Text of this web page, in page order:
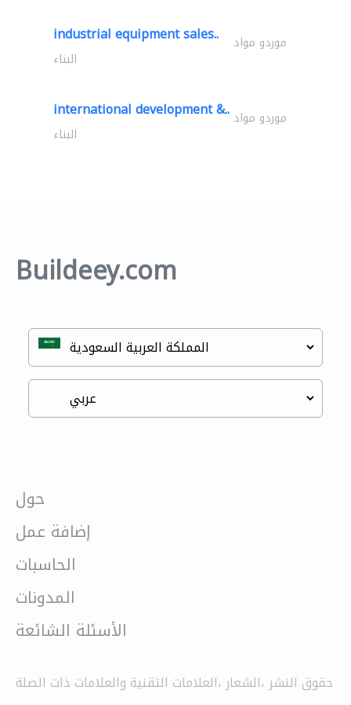
industrial equipment sales.. موردو مواد
البناء
international development &.. موردو مواد
البناء
Buildeey.com
حول
إضافة عمل
الحاسبات
المدونات
الأسئلة الشائعة
حقوق النشر ،الشعار ،العلامات التقنية والعلامات ذات الصلة